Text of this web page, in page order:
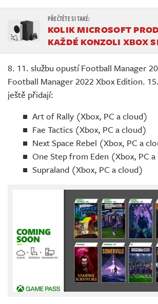
KOLIK MICROSOFT
KAŽDÉ KONZOLI XBOX
8. 11. službu opustí Football Manager
Football Manager 2022 Xbox Edition.
ještě přidají:
Art of Rally (Xbox, PC a cloud)
Fae Tactics (Xbox, PC a cloud)
Next Space Rebel (Xbox, PC a
One Step from Eden (Xbox, PC
Supraland (Xbox, PC a cloud)